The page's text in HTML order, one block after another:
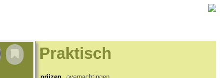
Praktisch